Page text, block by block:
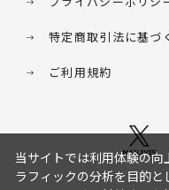
特定商取引法に基づ
ご利用規約
当サイトでは利用体験の
ラフィックの分析を目的と